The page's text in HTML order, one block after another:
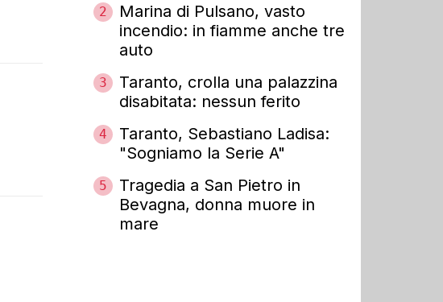
2
Marina di Pulsano, vasto
incendio: in fiamme anche tre
auto
3
Taranto, crolla una palazzina
disabitata: nessun ferito
4
Taranto, Sebastiano Ladisa:
"Sogniamo la Serie A"
5
Tragedia a San Pietro in
Bevagna, donna muore in
mare